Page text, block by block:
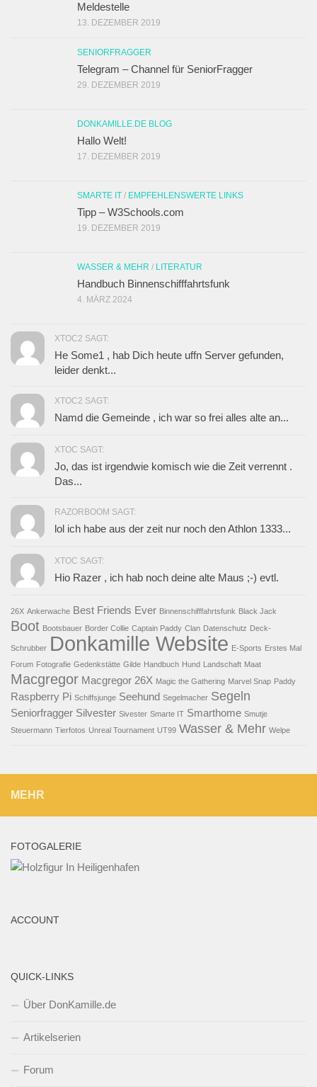
Meldestelle
13. DEZEMBER 2019
SENIORFRAGGER
Telegram – Channel für SeniorFragger
29. DEZEMBER 2019
DONKAMILLE.DE BLOG
Hallo Welt!
17. DEZEMBER 2019
SMARTE IT / EMPFEHLENSWERTE LINKS
Tipp – W3Schools.com
19. DEZEMBER 2019
WASSER & MEHR / LITERATUR
Handbuch Binnenschifffahrtsfunk
4. MÄRZ 2024
XTOC2 SAGT:
He Some1 , hab Dich heute uffn Server gefunden,
leider denkt...
XTOC2 SAGT:
Namd die Gemeinde , ich war so frei alles alte an...
XTOC SAGT:
Jo, das ist irgendwie komisch wie die Zeit verrennt .
Das...
RAZORBOOM SAGT:
lol ich habe aus der zeit nur noch den Athlon 1333...
XTOC SAGT:
Hio Razer , ich hab noch deine alte Maus ;-) evtl.
26X Ankerwache Best Friends Ever Binnenschifffahrtsfunk Black Jack
Boot Bootsbauer Border Collie Captain Paddy Clan Datenschutz Deck-
Schrubber Donkamille Website E-Sports Erstes Mal
Forum Fotografie Gedenkstätte Gilde Handbuch Hund Landschaft Maat
Macgregor Macgregor 26X Magic the Gathering Marvel Snap Paddy
Raspberry Pi Schiffsjunge Seehund Segelmacher Segeln
Seniorfragger Silvester Sivester Smarte IT Smarthome Smutje
Steuermann Tierfotos Unreal Tournament UT99 Wasser & Mehr Welpe
MEHR
FOTOGALERIE
ACCOUNT
QUICK-LINKS
Über DonKamille.de
Artikelserien
Forum